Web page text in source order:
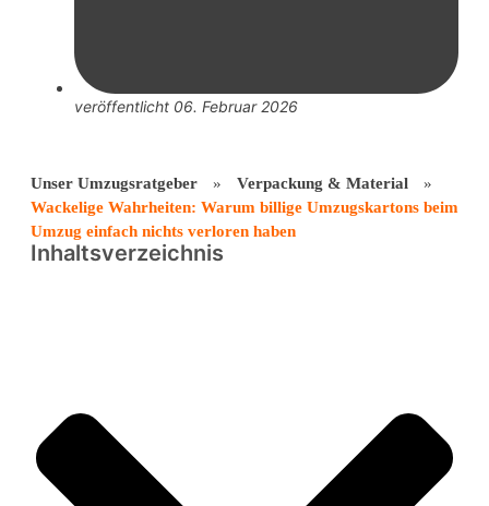
veröffentlicht 06. Februar 2026
Unser Umzugsratgeber » Verpackung & Material
»
Wackelige Wahrheiten: Warum billige Umzugskartons beim
Umzug einfach nichts verloren haben
Inhaltsverzeichnis